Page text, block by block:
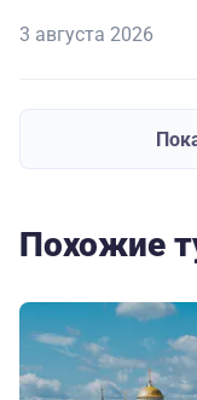
3 августа 2026
Похожие